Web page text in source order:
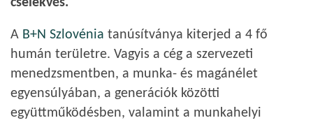
cselekvés.
A B+N Szlovénia tanúsítványa kiterjed a 4 fő
humán területre. Vagyis a cég a szervezeti
menedzsmentben, a munka- és magánélet
egyensúlyában, a generációk közötti
együttműködésben, valamint a munkahelyi